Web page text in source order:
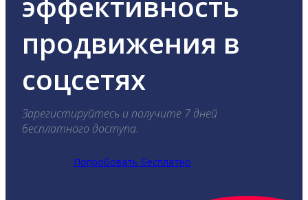
продвижения в
соцсетях
Зарегистируйтесь и получите 7 дней
бесплатного доступа.
Попробовать бесплатно